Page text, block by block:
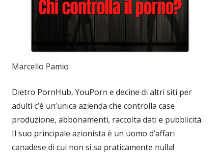
Marcello Pamio
Dietro PornHub, YouPorn e decine di altri siti per
adulti c’è un’unica azienda che controlla case
produzione, abbonamenti, raccolta dati e pubblicità.
Il suo principale azionista è un uomo d’affari
canadese di cui non si sa praticamente nulla!